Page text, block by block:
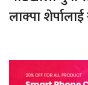
लाक्पा